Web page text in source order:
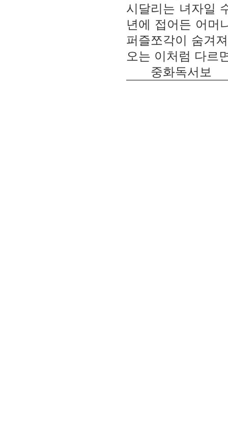
시달리는 녀자일
년에 접어든 어머
퍼즐쪼각이 숨겨
오는 이처럼 다르
중화독서보